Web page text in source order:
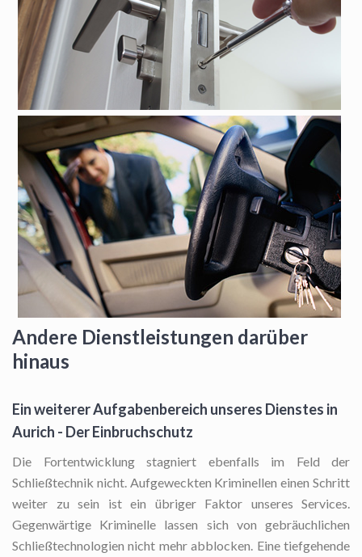
Andere Dienstleistungen darüber
hinaus
Ein weiterer Aufgabenbereich unseres Dienstes in
Aurich - Der Einbruchschutz
Die Fortentwicklung stagniert ebenfalls im Feld der
Schließtechnik nicht. Aufgeweckten Kriminellen einen Schritt
weiter zu sein ist ein übriger Faktor unseres Services.
Gegenwärtige Kriminelle lassen sich von gebräuchlichen
Schließtechnologien nicht mehr abblocken. Eine tiefgehende